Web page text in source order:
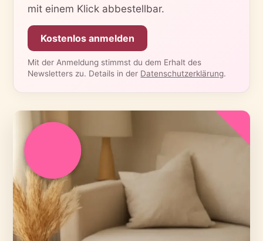
mit einem Klick abbestellbar.
Kostenlos anmelden
Mit der Anmeldung stimmst du dem Erhalt des
Newsletters zu. Details in der Datenschutzerklärung.